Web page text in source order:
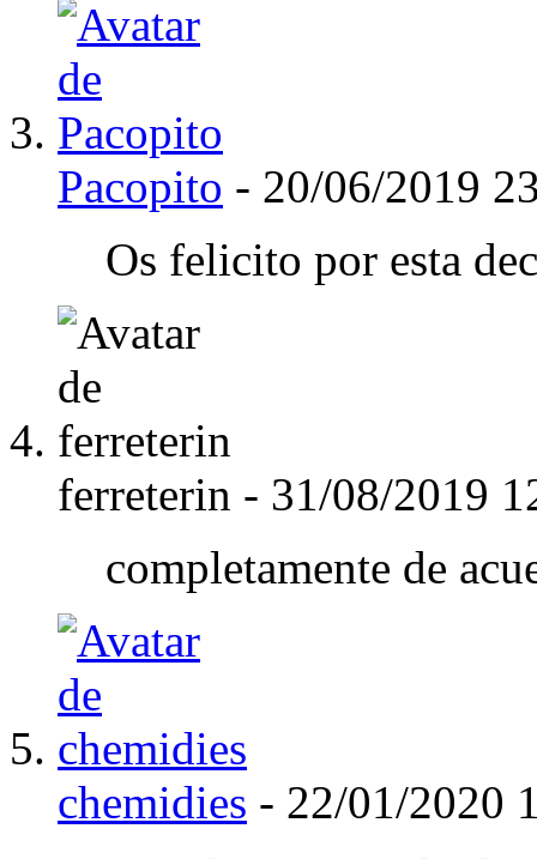
Pacopito - 20/06/2019
Os felicito por esta
ferreterin - 31/08/2019
completamente de
chemidies - 22/01/2020